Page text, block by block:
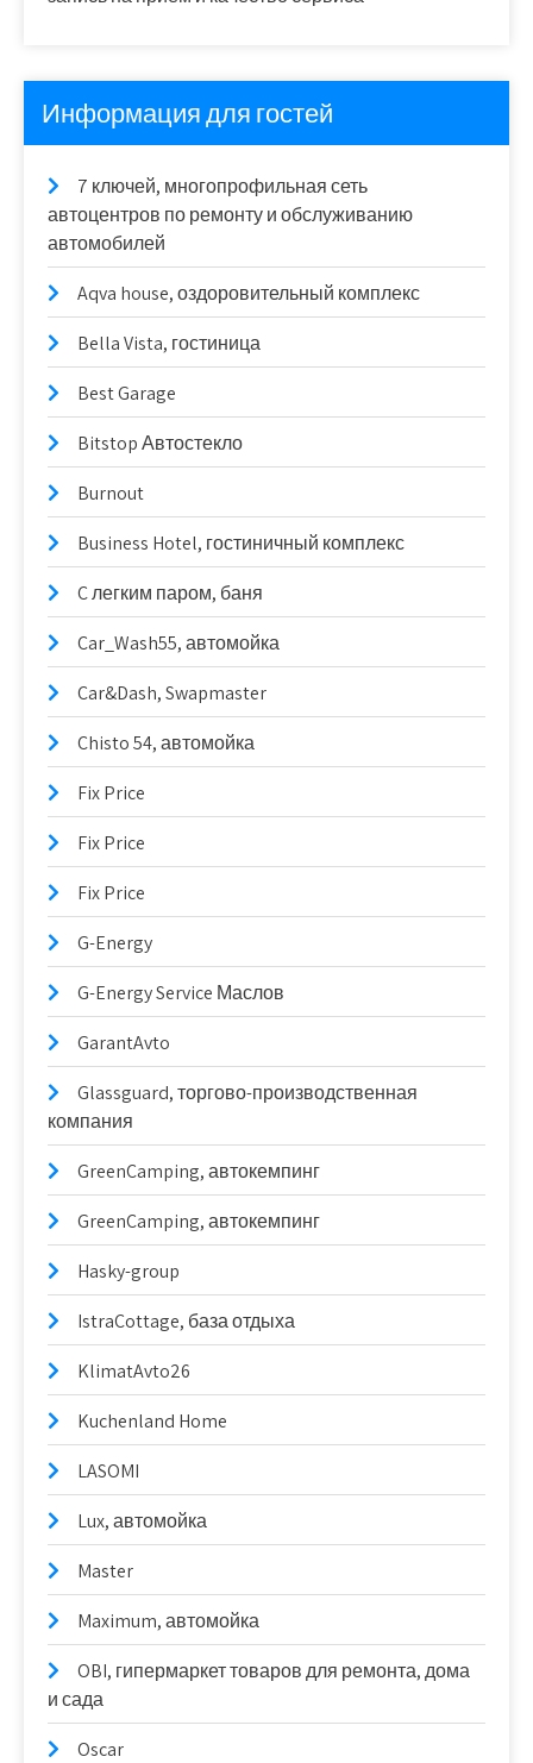
Информация для гостей
7 ключей, многопрофильная сеть
автоцентров по ремонту и обслуживанию
автомобилей
Aqva house, оздоровительный комплекс
Bella Vista, гостиница
Best Garage
Bitstop Автостекло
Burnout
Business Hotel, гостиничный комплекс
C легким паром, баня
Car_Wash55, автомойка
Car&Dash, Swapmaster
Chisto 54, автомойка
Fix Price
Fix Price
Fix Price
G-Energy
G-Energy Service Маслов
GarantAvto
Glassguard, торгово-производственная
компания
GreenCamping, автокемпинг
GreenCamping, автокемпинг
Hasky-group
IstraCottage, база отдыха
KlimatAvto26
Kuchenland Home
LASOMI
Lux, автомойка
Master
Maximum, автомойка
OBI, гипермаркет товаров для ремонта, дома
и сада
Oscar